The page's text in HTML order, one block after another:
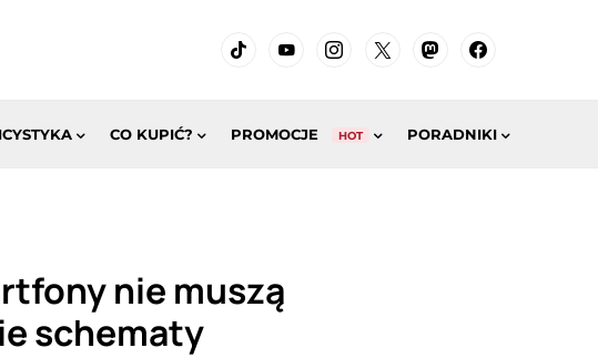
CO KUPIĆ? PROMOCJE HOT PORADNIKI
nie muszą
schematy